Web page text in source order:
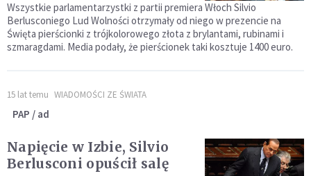
Wszystkie parlamentarzystki z partii premiera Włoch Silvio
Berlusconiego Lud Wolności otrzymały od niego w prezencie na
Święta pierścionki z trójkolorowego złota z brylantami, rubinami i
szmaragdami. Media podały, że pierścionek taki kosztuje 1400 euro.
15 lat temu WIADOMOŚCI ZE ŚWIATA
PAP / ad
Napięcie w Izbie, Silvio
Berlusconi opuścił salę